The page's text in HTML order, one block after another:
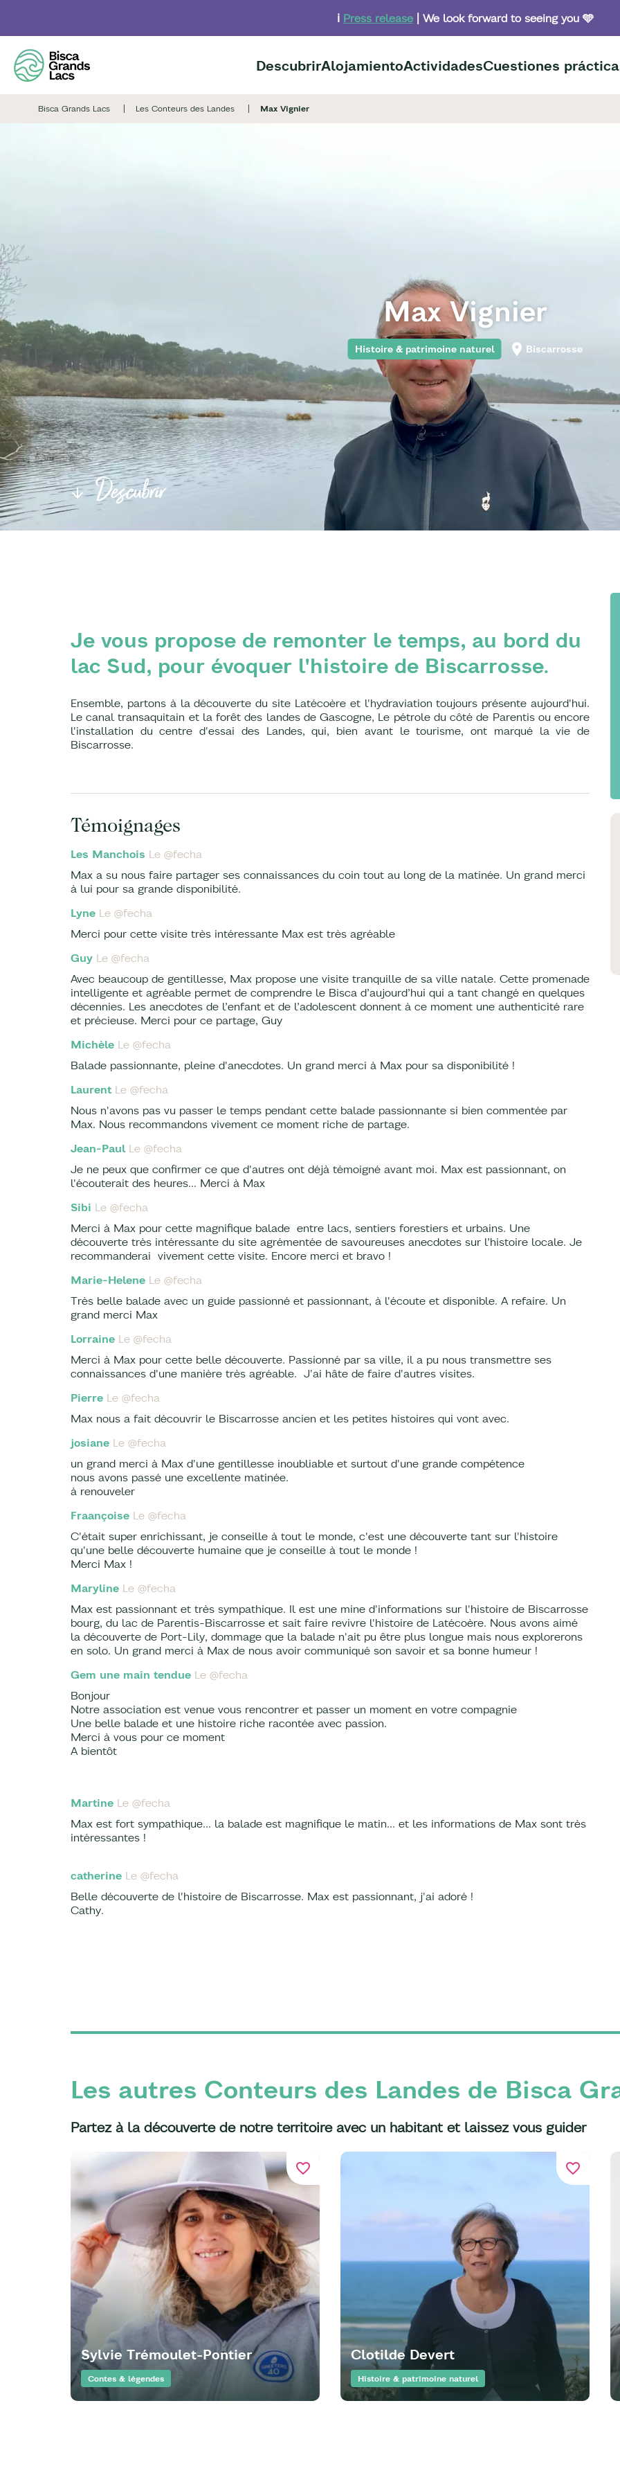
main
content
ℹ️ Press release| We look forward to seeing you 🩵
DescubrirAlojamientoActividadesCuestiones
Bisca Grands Lacs Les Conteurs des Landes Max Vignier
Max Vignier
Histoire & patrimoine naturel Biscarrosse
Descubrir
Je vous propose de remonter le temps, au bord du
lac Sud, pour évoquer l'histoire de Biscarrosse.
Ensemble, partons à la découverte du site Latécoère et l'hydraviation toujours présente aujourd'hui.
Le canal transaquitain et la forêt des landes de Gascogne, Le pétrole du côté de Parentis ou encore
l'installation du centre d'essai des Landes, qui, bien avant le tourisme, ont marqué la vie de
Biscarrosse.
Témoignages
Les Manchois Le @fecha
Max a su nous faire partager ses connaissances du coin tout au long de la matinée. Un grand merci
à lui pour sa grande disponibilité.
Lyne Le @fecha
Merci pour cette visite très intéressante Max est très agréable
Guy Le @fecha
Avec beaucoup de gentillesse, Max propose une visite tranquille de sa ville natale. Cette promenade
intelligente et agréable permet de comprendre le Bisca d’aujourd’hui qui a tant changé en quelques
décennies. Les anecdotes de l’enfant et de l’adolescent donnent à ce moment une authenticité rare
et précieuse. Merci pour ce partage, Guy
Michèle Le @fecha
Balade passionnante, pleine d'anecdotes. Un grand merci à Max pour sa disponibilité !
Laurent Le @fecha
Nous n'avons pas vu passer le temps pendant cette balade passionnante si bien commentée par
Max. Nous recommandons vivement ce moment riche de partage.
Jean-Paul Le @fecha
Je ne peux que confirmer ce que d'autres ont déjà témoigné avant moi. Max est passionnant, on
l'écouterait des heures... Merci à Max
Sibi Le @fecha
Merci à Max pour cette magnifique balade entre lacs, sentiers forestiers et urbains. Une
découverte très intéressante du site agrémentée de savoureuses anecdotes sur l’histoire locale. Je
recommanderai vivement cette visite. Encore merci et bravo !
Marie-Helene Le @fecha
Très belle balade avec un guide passionné et passionnant, à l'écoute et disponible. A refaire. Un
grand merci Max
Lorraine Le @fecha
Merci à Max pour cette belle découverte. Passionné par sa ville, il a pu nous transmettre ses
connaissances d'une manière très agréable. J'ai hâte de faire d'autres visites.
Pierre Le @fecha
Max nous a fait découvrir le Biscarrosse ancien et les petites histoires qui vont avec.
josiane Le @fecha
un grand merci à Max d'une gentillesse inoubliable et surtout d'une grande compétence
nous avons passé une excellente matinée.
à renouveler
Fraançoise Le @fecha
C'était super enrichissant, je conseille à tout le monde, c'est une découverte tant sur l'histoire
qu'une belle découverte humaine que je conseille à tout le monde !
Merci Max !
Maryline Le @fecha
Max est passionnant et très sympathique. Il est une mine d'informations sur l'histoire de Biscarrosse
bourg, du lac de Parentis-Biscarrosse et sait faire revivre l'histoire de Latécoère. Nous avons aimé
la découverte de Port-Lily, dommage que la balade n'ait pu être plus longue mais nous explorerons
en solo. Un grand merci à Max de nous avoir communiqué son savoir et sa bonne humeur !
Gem une main tendue Le @fecha
Bonjour
Notre association est venue vous rencontrer et passer un moment en votre compagnie
Une belle balade et une histoire riche racontée avec passion.
Merci à vous pour ce moment
A bientôt
Martine Le @fecha
Max est fort sympathique... la balade est magnifique le matin... et les informations de Max sont très
intéressantes !
catherine Le @fecha
Belle découverte de l'histoire de Biscarrosse. Max est passionnant, j'ai adoré !
Cathy.
Les autres Conteurs des Landes de Bisca
Partez à la découverte de notre territoire avec un habitant et laissez vous guider
favorite_border
Sylvie Trémoulet-Pontier
Contes & légendes
favorite_border
Clotilde Devert
Histoire & patrimoine naturel